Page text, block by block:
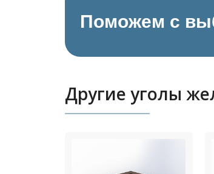
Поможем с
Другие уголы